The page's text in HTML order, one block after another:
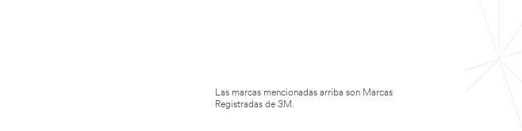
Las marcas mencionadas arriba son Marcas
Registradas de 3M.